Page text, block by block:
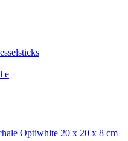
e
Optiwhite 20 x 20 x 8 cm